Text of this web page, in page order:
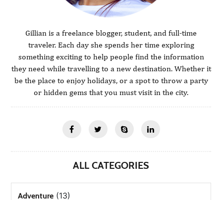
Gillian is a freelance blogger, student, and full-time
traveler. Each day she spends her time exploring
something exciting to help people find the information
they need while travelling to a new destination. Whether it
be the place to enjoy holidays, or a spot to throw a party
or hidden gems that you must visit in the city.
ALL CATEGORIES
Adventure (13)